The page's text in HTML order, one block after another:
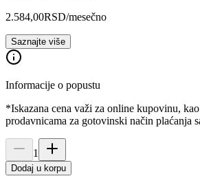
2.584,00RSD/mesečno
Saznajte više
Informacije o popustu
*Iskazana cena važi za online kupovinu,
prodavnicama za gotovinski način plaćanja
1
Dodaj u korpu